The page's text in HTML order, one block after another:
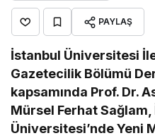
PAYLAŞ
İstanbul Üniversitesi
Gazetecilik Bölümü
kapsamında Prof. Dr.
Mürsel Ferhat
Üniversitesi’nde Yeni